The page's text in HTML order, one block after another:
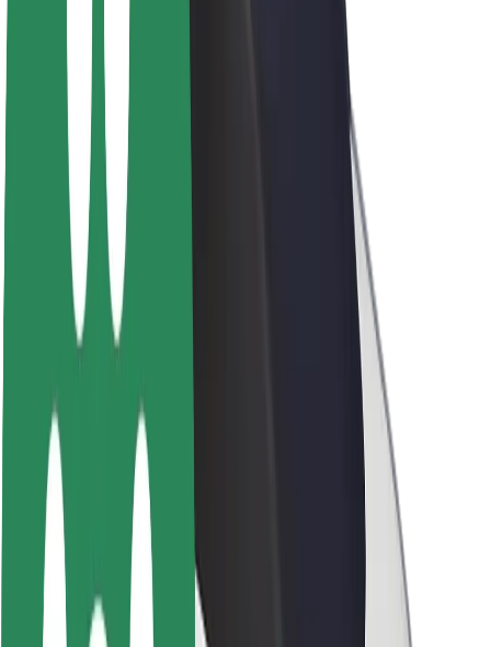
Rejoignez-nous
À propos de Bolt
La durabilité chez Bolt
Project Zero
Blog
Actualités
Lignes directrices de marque
Équipe de direction
La marque
Ressources
Fonds urbain
Sécurité
Sécurité des passagers